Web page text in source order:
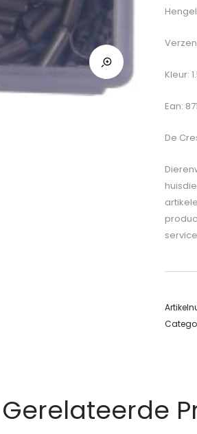
Kleur:
Ean:
De
Gerelateerde